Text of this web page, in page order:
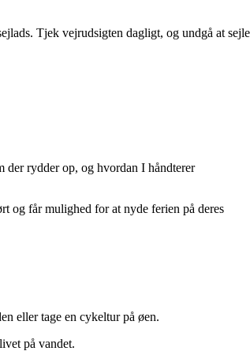
Tjek vejrudsigten dagligt, og undgå at sejle
der rydder op, og hvordan I håndterer
og får mulighed for at nyde ferien på deres
eller tage en cykeltur på øen.
på vandet.